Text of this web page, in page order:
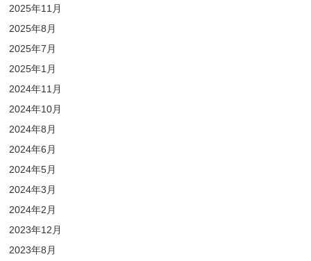
2025年11月
2025年8月
2025年7月
2025年1月
2024年11月
2024年10月
2024年8月
2024年6月
2024年5月
2024年3月
2024年2月
2023年12月
2023年8月